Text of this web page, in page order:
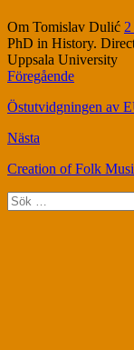
Om Tomislav Dulić
PhD in History.
Uppsala University
Föregående
Östutvidgningen av
Nästa
Creation of Folk
Sök
efter: